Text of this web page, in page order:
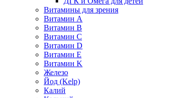
Витамины для зрения
Витамин А
Витамин В
Витамин C
Витамин D
Витамин Е
Витамин K
Железо
Йод (Kelp)
Калий